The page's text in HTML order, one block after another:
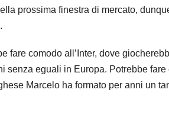
prossima finestra di mercato,
fare comodo all’Inter, dove
senza eguali in Europa. Potrebbe
Marcelo ha formato per anni un